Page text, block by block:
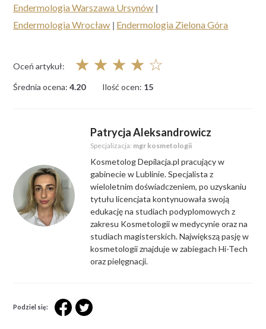
Endermologia Warszawa Ursynów |
Endermologia Wrocław | Endermologia Zielona Góra
Oceń artykuł: ☆ ☆ ☆ ☆ ☆
Średnia ocena: 4.20 Ilość ocen: 15
Patrycja Aleksandrowicz
Specjalizacja: mgr kosmetologii
Kosmetolog Depilacja.pl pracujący w
gabinecie w Lublinie. Specjalista z
wieloletnim doświadczeniem, po uzyskaniu
tytułu licencjata kontynuowała swoją
edukację na studiach podyplomowych z
zakresu Kosmetologii w medycynie oraz na
studiach magisterskich. Największą pasję w
kosmetologii znajduje w zabiegach Hi-Tech
oraz pielęgnacji.
Podziel się: